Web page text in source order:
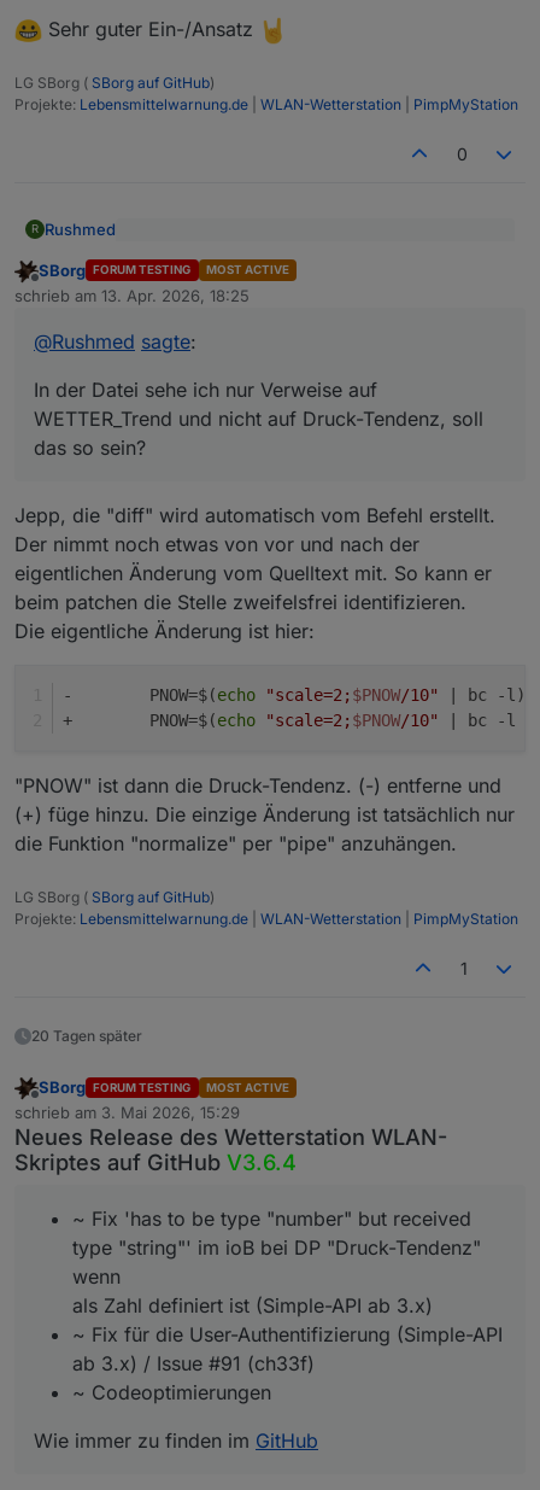
zu übergeben. Der Browser setzt das
etwas anders um.
Anstelle von
funktionieren.
Sehr guter Ein-/Ansatz
LG SBorg ( SBorg auf GitHub)
Projekte: Lebensmittelwarnung.de WLAN-Wetterstation PimpMyStation
0
R Rushmed
patch.diff runterladen und ins
In der Datei sehe ich nur Verweise auf
das so sein?
Offline
SBorg FORUM TESTING MOST ACTIVE
schrieb am 13. Apr. 2026, 18:25
zuletzt editiert von
@Rushmed sagte:
In der Datei sehe ich nur Verweise auf
WETTER_Trend und nicht auf Druck-Tendenz, soll
das so sein?
Jepp, die "diff" wird automatisch vom Befehl erstellt.
Der nimmt noch etwas von vor und nach der
eigentlichen Änderung vom Quelltext mit. So kann er
beim patchen die Stelle zweifelsfrei identifizieren.
Die eigentliche Änderung ist hier:
-	 PNOW=$(echo "scale=2; $PNOW/10"
| bc -l)
+	 PNOW=$(echo "scale=2; $PNOW/10" | bc -l |
"PNOW" ist dann die Druck-Tendenz. (-) entferne und
(+) füge hinzu. Die einzige Änderung ist tatsächlich nur
die Funktion "normalize" per "pipe" anzuhängen.
LG SBorg ( SBorg auf GitHub)
Projekte: Lebensmittelwarnung.de WLAN-Wetterstation PimpMyStation
1
20 Tagen später
Offline
SBorg FORUM TESTING MOST ACTIVE
schrieb am 3. Mai 2026, 15:29
zuletzt editiert von
Neues Release des Wetterstation WLAN-
Skriptes auf GitHub V3.6.4
~ Fix 'has to be type "number" but received
type "string"' im ioB bei DP "Druck-Tendenz"
wenn
als Zahl definiert ist (Simple-API ab 3.x)
~ Fix für die User-Authentifizierung (Simple-API
ab 3.x) / Issue #91 (ch33f)
~ Codeoptimierungen
Wie immer zu finden im GitHub